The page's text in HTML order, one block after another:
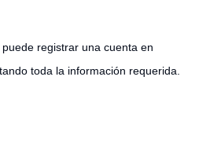
registrar una cuenta en
toda la información requerida.